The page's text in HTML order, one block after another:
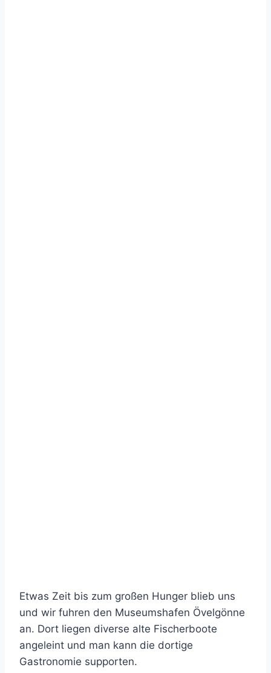
Etwas Zeit bis zum großen Hunger blieb uns
und wir fuhren den Museumshafen Övelgönne
an. Dort liegen diverse alte Fischerboote
angeleint und man kann die dortige
Gastronomie supporten.